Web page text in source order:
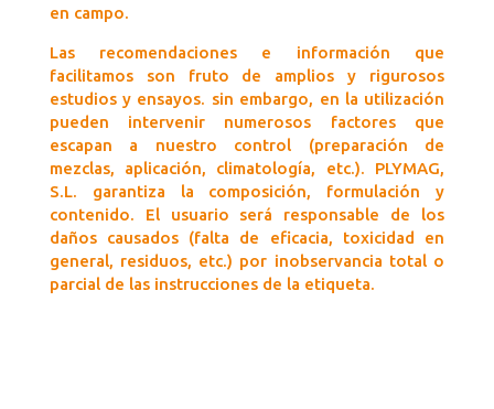
en campo.
Las recomendaciones e información que
facilitamos son fruto de amplios y rigurosos
estudios y ensayos. sin embargo, en la utilización
pueden intervenir numerosos factores que
escapan a nuestro control (preparación de
mezclas, aplicación, climatología, etc.). PLYMAG,
S.L. garantiza la composición, formulación y
contenido. El usuario será responsable de los
daños causados (falta de eficacia, toxicidad en
general, residuos, etc.) por inobservancia total o
parcial de las instrucciones de la etiqueta.